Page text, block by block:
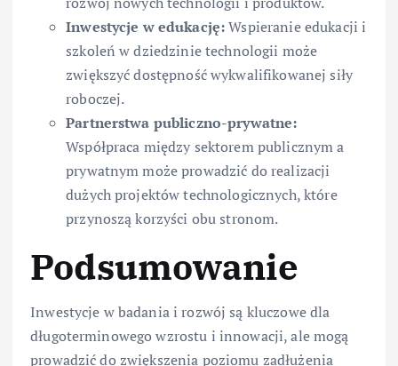
Inwestycje w edukację:Wspieranie edukacji i
szkoleń w dziedzinie technologii może
zwiększyć dostępność wykwalifikowanej siły
roboczej.
Partnerstwa publiczno-prywatne:
Współpraca między sektorem publicznym a
prywatnym może prowadzić do realizacji
dużych projektów technologicznych, które
przynoszą korzyści obu stronom.
Podsumowanie
Inwestycje w badania i rozwój są kluczowe dla
długoterminowego wzrostu i innowacji, ale mogą
prowadzić do zwiększenia poziomu zadłużenia